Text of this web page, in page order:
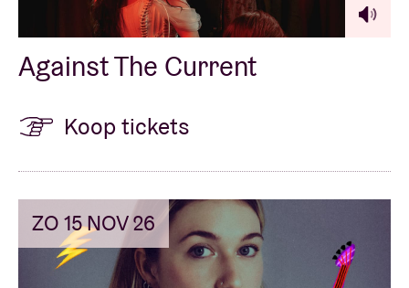
Against The Current
Koop tickets
ZO 15 NOV 26